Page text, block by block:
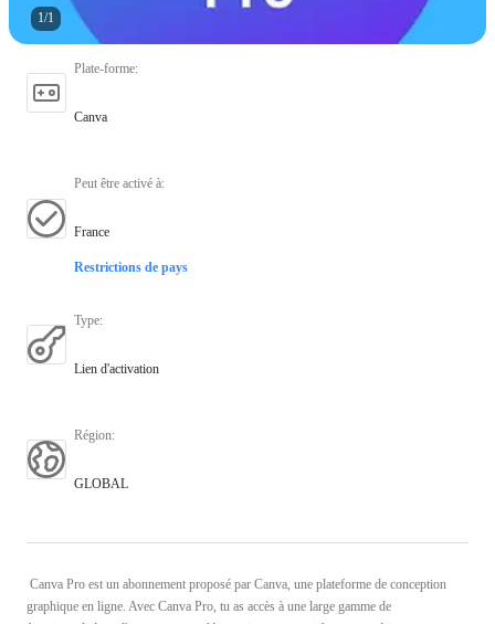
1/1
Plate-forme:
Canva
Peut être activé à:
France
Restrictions de pays
Type:
Lien d'activation
Région:
GLOBAL
Canva Pro est un abonnement proposé par Canva, une plateforme de conception
graphique en ligne. Avec Canva Pro, tu as accès à une large gamme de